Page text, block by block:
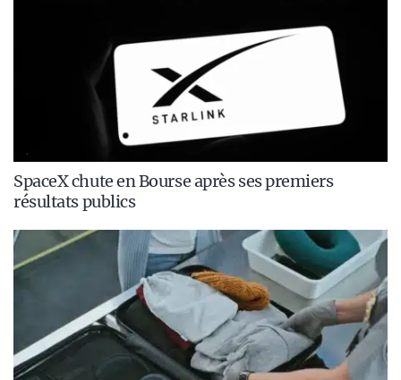
SpaceX chute en Bourse après ses premiers
résultats publics